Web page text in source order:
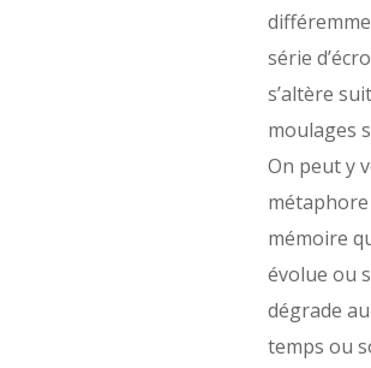
série
s’altère
moulages
On peut y
métaphore
mémoire
évolue ou
dégrade
temps ou